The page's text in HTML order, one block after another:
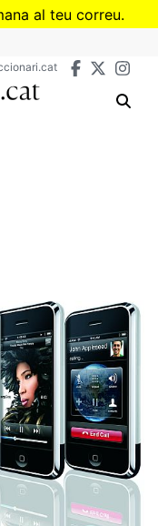
al teu correu.
Divulcat